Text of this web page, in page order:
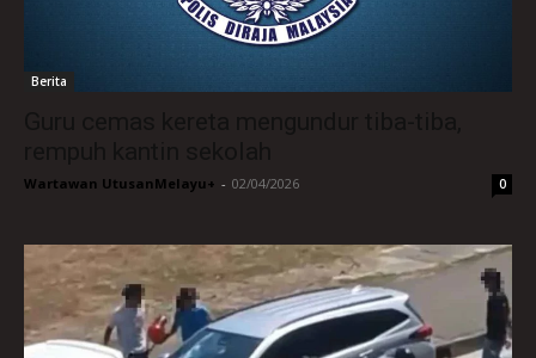
Berita
Wartawan UtusanMelayu+ - 02/04/2026 0